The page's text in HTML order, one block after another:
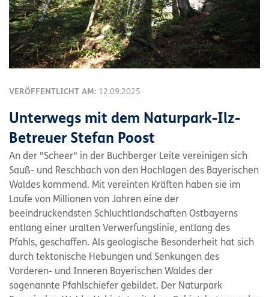
VERÖFFENTLICHT AM: 12.09.2025
Unterwegs mit dem Naturpark-Ilz-
Betreuer Stefan Poost
An der "Scheer" in der Buchberger Leite vereinigen sich
Sauß- und Reschbach von den Hochlagen des Bayerischen
Waldes kommend. Mit vereinten Kräften haben sie im
Laufe von Millionen von Jahren eine der
beeindruckendsten Schluchtlandschaften Ostbayerns
entlang einer uralten Verwerfungslinie, entlang des
Pfahls, geschaffen. Als geologische Besonderheit hat sich
durch tektonische Hebungen und Senkungen des
Vorderen- und Inneren Bayerischen Waldes der
sogenannte Pfahlschiefer gebildet. Der Naturpark